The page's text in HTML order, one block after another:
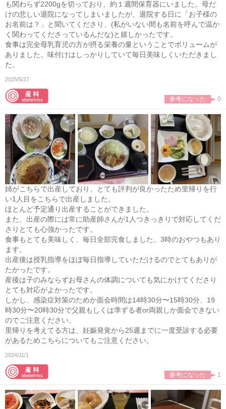
も関わらず2200gを切っており、約１週間保育器にいました。母だ
けの悲しい退院になってしまいましたが、退院する日に「お子様の
お名前は？」と聞いてくださり、(私がいない間も名前を呼んで温か
く関わってくださっているんだな)と嬉しかったです。
食事は完全母乳育児の方が摂る栄養の量ということでボリュームが
ありました。味付けはしっかりしていて毎日美味しくいただきまし
た。
2025/5/27
参考になった 0
姉がこちらで出産しており、とても評判が良かったため里帰りを行
い1人目をこちらで出産しました。
ほとんど予定通り出産することができました。
また、出産の際には常に助産師さんが1人つきっきりで対応してくだ
さりとても心強かったです。
食事もとても美味しく、毎日全部完食しました。3時のおやつもあり
ます。
出産後は授乳指導をほぼ毎日指導していただけるのでとてもありが
たかったです。
産後は子のみならずお母さんの体調についても気にかけてくださり
とても対応がよかったです。
しかし、感染症対策のためか面会時間は14時30分〜15時30分、19
時30分〜20時30分で父親もしくは準ずる者or両親しか面会できない
のでご注意ください。
里帰りを考えてる方は、妊娠発覚から25週までに一度受診する必要
があるためこちらについてもご注意ください。
2024/11/1
参考になった 1